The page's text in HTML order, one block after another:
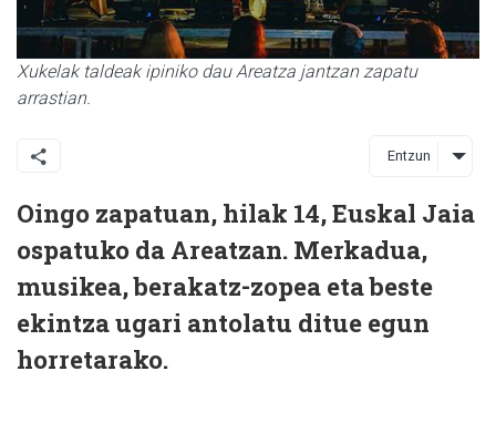
Xukelak taldeak ipiniko dau Areatza jantzan zapatu
arrastian.
Entzun
Oingo zapatuan, hilak 14, Euskal Jaia
ospatuko da Areatzan. Merkadua,
musikea, berakatz-zopea eta beste
ekintza ugari antolatu ditue egun
horretarako.